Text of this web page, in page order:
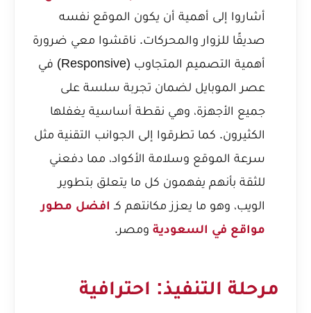
أشاروا إلى أهمية أن يكون الموقع نفسه
صديقًا للزوار والمحركات. ناقشوا معي ضرورة
أهمية التصميم المتجاوب (Responsive) في
عصر الموبايل لضمان تجربة سلسة على
جميع الأجهزة، وهي نقطة أساسية يغفلها
الكثيرون. كما تطرقوا إلى الجوانب التقنية مثل
سرعة الموقع وسلامة الأكواد، مما دفعني
للثقة بأنهم يفهمون كل ما يتعلق بتطوير
الويب، وهو ما يعزز مكانتهم كـ افضل مطور
مواقع في السعودية ومصر.
مرحلة التنفيذ: احترافية